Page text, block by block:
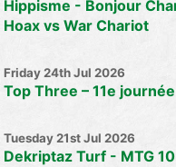
Hippisme - Bonjour
Hoax vs War Chariot
Friday 24th Jul 2026
Top Three – 11e journée
Tuesday 21st Jul 2026
Dekriptaz Turf - MTG 10